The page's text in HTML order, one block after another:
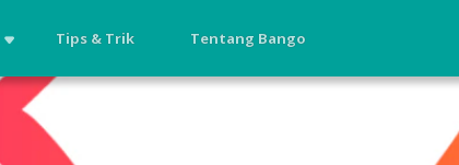
Tips & Trik Tentang Bango